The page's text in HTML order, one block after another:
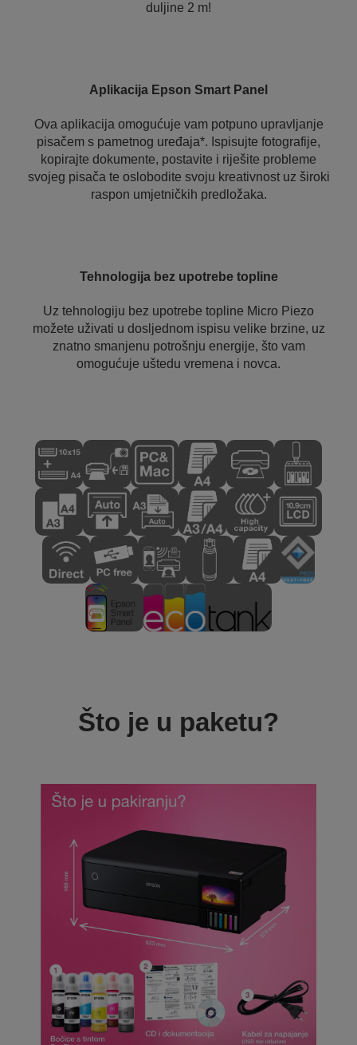
duljine 2 m!
Aplikacija Epson Smart Panel
Ova aplikacija omogućuje vam potpuno upravljanje
pisačem s pametnog uređaja*. Ispisujte fotografije,
kopirajte dokumente, postavite i riješite probleme
svojeg pisača te oslobodite svoju kreativnost uz široki
raspon umjetničkih predložaka.
Tehnologija bez upotrebe topline
Uz tehnologiju bez upotrebe topline Micro Piezo
možete uživati u dosljednom ispisu velike brzine, uz
znatno smanjenu potrošnju energije, što vam
omogućuje uštedu vremena i novca.
Što je u paketu?